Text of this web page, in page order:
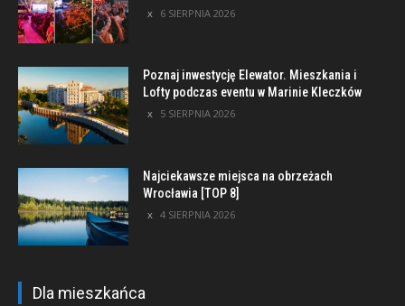
6 SIERPNIA 2026
Poznaj inwestycję Elewator. Mieszkania i
Lofty podczas eventu w Marinie Kleczków
5 SIERPNIA 2026
Najciekawsze miejsca na obrzeżach
Wrocławia [TOP 8]
4 SIERPNIA 2026
Dla mieszkańca